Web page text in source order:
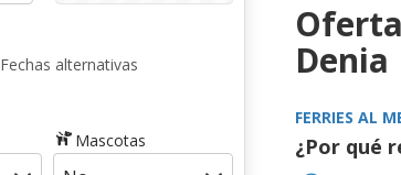
Fechas alternativas
Mascotas
Denia
FERRIES AL
¿Por qué